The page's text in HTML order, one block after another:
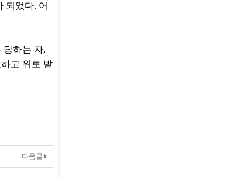
되었다. 어
당하는 자,
고 위로 받
다음글